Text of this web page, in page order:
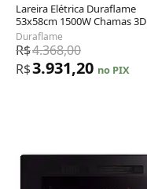
Lareira Elétrica Duraflame
53x58cm 1500W Chamas 3D
Infravermelho Portátil 110V
Duraflame
R$4.368,00
R$3.931,20 no PIX
Adicionar ao carrinho